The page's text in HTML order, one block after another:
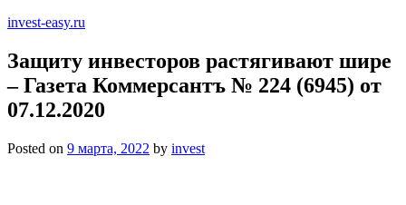
invest-easy.ru
Защиту инвесторов растягивают шире
– Газета Коммерсантъ № 224 (6945) от
07.12.2020
Posted on 9 марта, 2022 by invest